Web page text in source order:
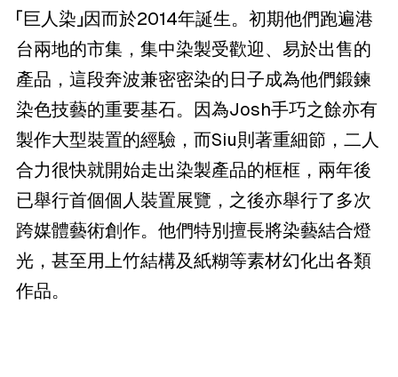
「巨人染」因而於2014年誕生。初期他們跑遍港
台兩地的市集，集中染製受歡迎、易於出售的
產品，這段奔波兼密密染的日子成為他們鍛鍊
染色技藝的重要基石。因為Josh手巧之餘亦有
製作大型裝置的經驗，而Siu則著重細節，二人
合力很快就開始走出染製產品的框框，兩年後
已舉行首個個人裝置展覽，之後亦舉行了多次
跨媒體藝術創作。他們特別擅長將染藝結合燈
光，甚至用上竹結構及紙糊等素材幻化出各類
作品。